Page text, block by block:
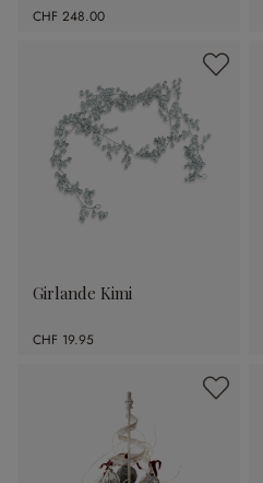
CHF 248.00
Girlande Kimi
CHF 19.95